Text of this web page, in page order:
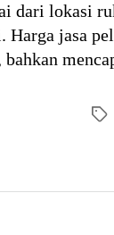
dari lokasi
Harga jasa
bahkan
Tags